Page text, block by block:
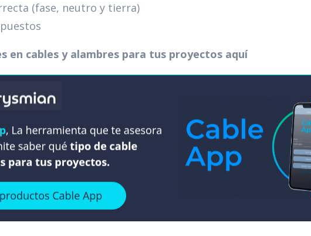
(fase, neutro y tierra)
en cables y alambres para tus proyectos aquí